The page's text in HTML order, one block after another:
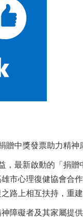
贈中獎發票助力精神
，最新啟動的「捐
市心理復健協會合
路上相互扶持，重建
障礙者及其家屬提